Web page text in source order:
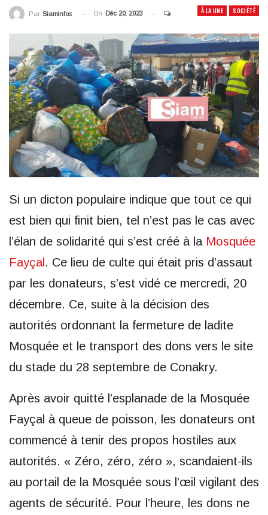
À LA UNE SOCIÉTÉ
Par Siaminfos On Déc 20, 2023
Si un dicton populaire indique que tout ce qui
est bien qui finit bien, tel n’est pas le cas avec
l’élan de solidarité qui s’est créé à la Mosquée
Fayçal . Ce lieu de culte qui était pris d’assaut
par les donateurs, s’est vidé ce mercredi, 20
décembre. Ce, suite à la décision des
autorités ordonnant la fermeture de ladite
Mosquée et le transport des dons vers le site
du stade du 28 septembre de Conakry.
Après avoir quitté l’esplanade de la Mosquée
Fayçal à queue de poisson, les donateurs ont
commencé à tenir des propos hostiles aux
autorités. « Zéro, zéro, zéro », scandaient-ils
au portail de la Mosquée sous l’œil vigilant des
agents de sécurité. Pour l’heure, les dons ne